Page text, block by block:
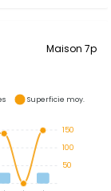
Maison 7p
150
100
50
Superficie moy.